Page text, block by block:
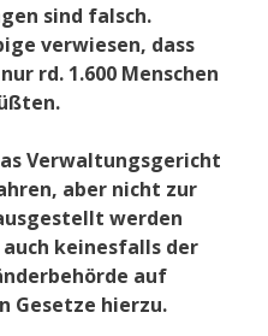
sind falsch.
verwiesen, dass
rd. 1.600 Menschen
Verwaltungsgericht
aber nicht zur
werden
keinesfalls der
auf
Gesetze hierzu.